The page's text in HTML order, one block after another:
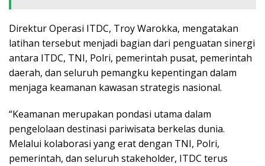
Direktur Operasi ITDC, Troy Warokka, mengatakan
latihan tersebut menjadi bagian dari penguatan sinergi
antara ITDC, TNI, Polri, pemerintah pusat, pemerintah
daerah, dan seluruh pemangku kepentingan dalam
menjaga keamanan kawasan strategis nasional.
“Keamanan merupakan pondasi utama dalam
pengelolaan destinasi pariwisata berkelas dunia.
Melalui kolaborasi yang erat dengan TNI, Polri,
pemerintah, dan seluruh stakeholder, ITDC terus